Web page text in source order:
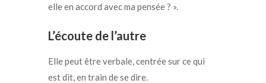
elle en accord avec ma pensée ? ».
L’écoute de l’autre
Elle peut être verbale, centrée sur ce qui
est dit, en train de se dire.